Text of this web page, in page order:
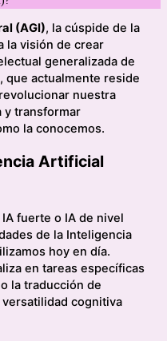
(AGI), la cúspide de la
la visión de crear
generalizada de
que actualmente reside
nuestra
y transformar
la conocemos.
Artificial
fuerte o IA de nivel
de la Inteligencia
hoy en día.
en tareas específicas
la traducción de
versatilidad cognitiva